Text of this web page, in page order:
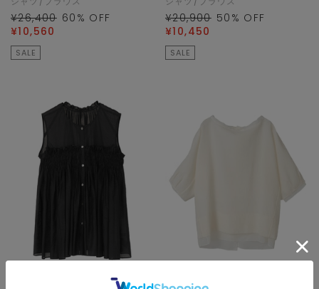
¥26,400 60 % OFF
¥10,560
SALE
¥20,900 50 % OFF
¥10,450
SALE
martinique